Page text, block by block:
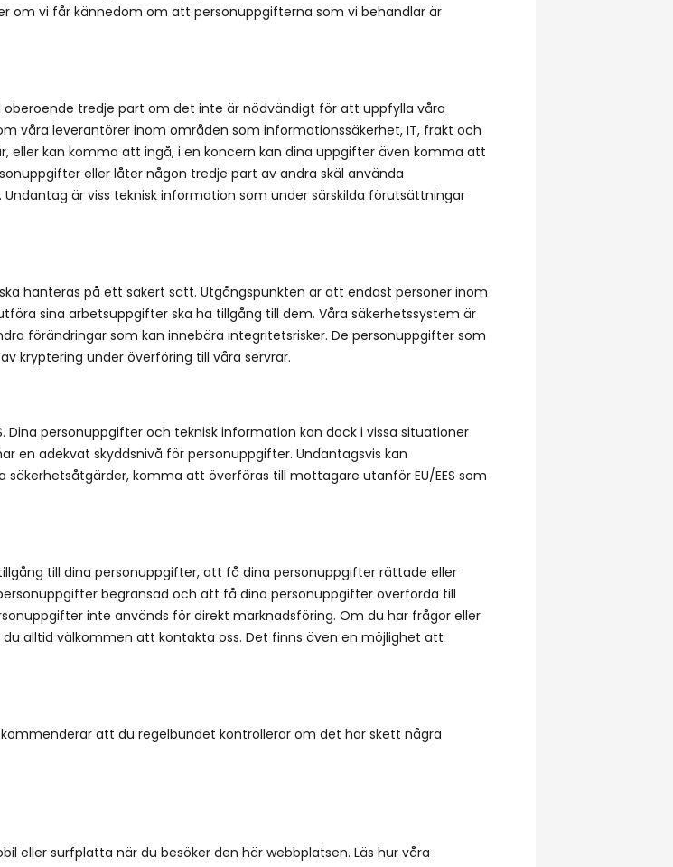
om vi får kännedom om att personuppgifterna som vi behandlar är
tredje part om det inte är nödvändigt för att uppfylla våra
våra leverantörer inom områden som informationssäkerhet, IT, frakt och
eller kan komma att ingå, i en koncern kan dina uppgifter även komma att
eller låter någon tredje part av andra skäl använda
är viss teknisk information som under särskilda förutsättningar
hanteras på ett säkert sätt. Utgångspunkten är att endast personer inom
sina arbetsuppgifter ska ha tillgång till dem. Våra säkerhetssystem är
förändringar som kan innebära integritetsrisker. De personuppgifter som
kryptering under överföring till våra servrar.
Dina personuppgifter och teknisk information kan dock i vissa situationer
en adekvat skyddsnivå för personuppgifter. Undantagsvis kan
komma att överföras till mottagare utanför EU/EES som
till dina personuppgifter, att få dina personuppgifter rättade eller
begränsad och att få dina personuppgifter överförda till
inte används för direkt marknadsföring. Om du har frågor eller
alltid välkommen att kontakta oss. Det finns även en möjlighet att
att du regelbundet kontrollerar om det har skett några
eller surfplatta när du besöker den här webbplatsen. Läs hur våra